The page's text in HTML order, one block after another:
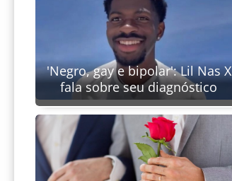
'Negro, gay e bipolar': Lil Nas X
fala sobre seu diagnóstico